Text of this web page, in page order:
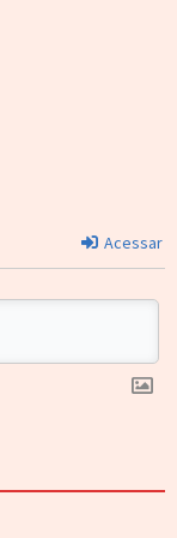
Acessar